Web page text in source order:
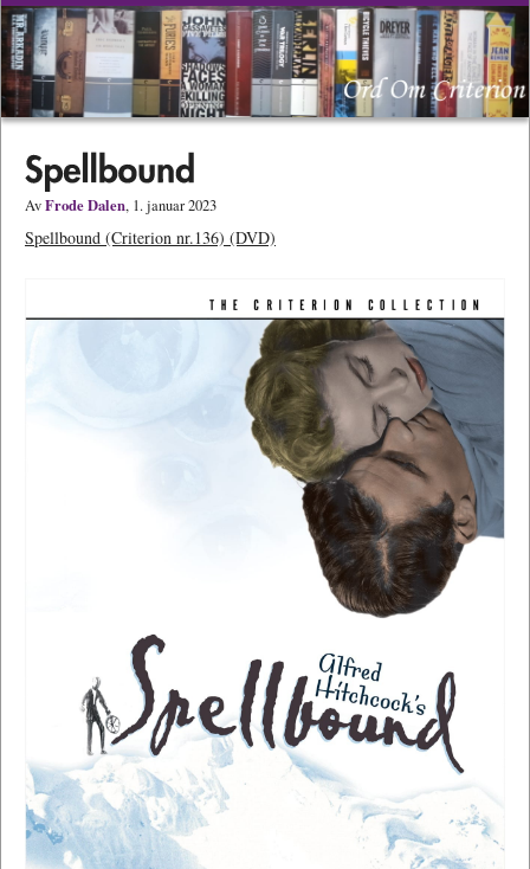
AvFrode Dalen, 1. januar 2023
Spellbound (Criterion nr.136) (DVD)